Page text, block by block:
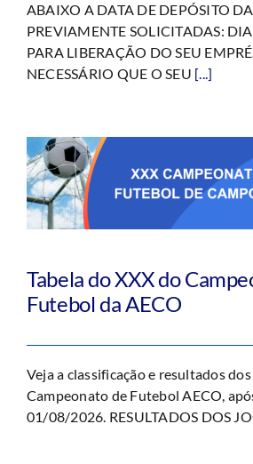
ABAIXO A DATA DE DEPÓSITO
PREVIAMENTE SOLICITADAS:
PARA LIBERAÇÃO DO SEU
NECESSÁRIO QUE O SEU [...]
Tabela do XXX do
Futebol da AECO
Veja a classificação e resultados
Campeonato de Futebol AECO,
01/08/2026. RESULTADOS DOS